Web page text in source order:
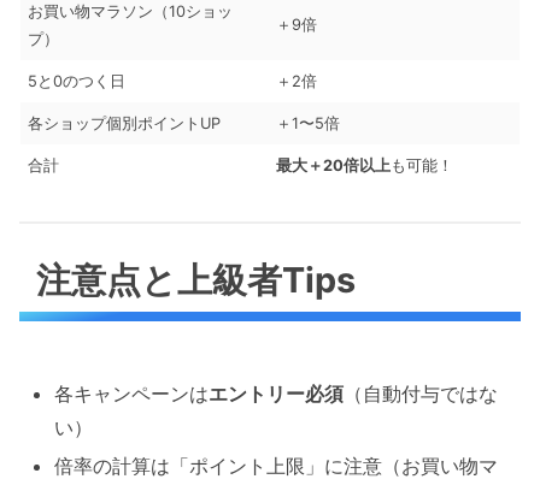
お買い物マラソン（10ショッ
プ）
＋9倍
5と0のつく日 ＋2倍
各ショップ個別ポイントUP ＋1〜5倍
合計 最大＋20倍以上 も可能！
注意点と上級者Tips
各キャンペーンはエントリー必須 （自動付与ではな
い）
倍率の計算は「ポイント上限」に注意（お買い物マ